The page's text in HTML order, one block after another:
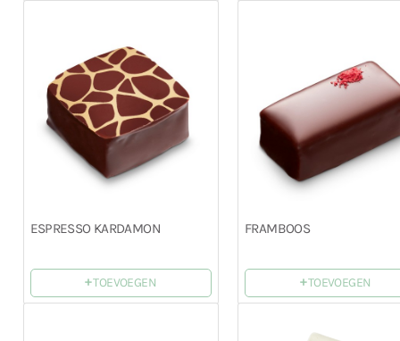
ESPRESSO KARDAMON
+TOEVOEGEN
FRAMBOOS
+TOEVOEGEN